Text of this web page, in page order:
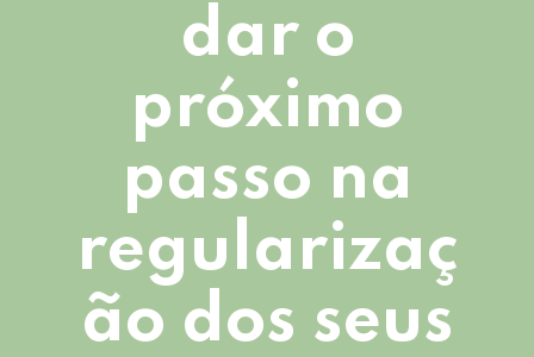
dar o
próximo
passo na
regularizaç
ão dos seus